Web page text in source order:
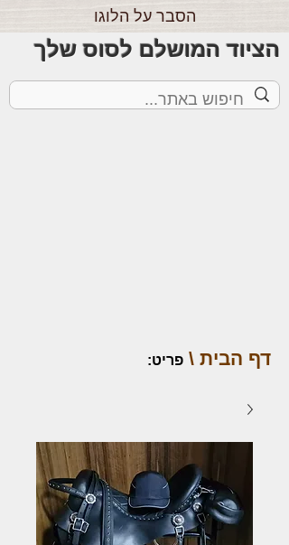
הסבר על הלוגו
הציוד המושלם לסוס שלך
דף הבית \ פריט: